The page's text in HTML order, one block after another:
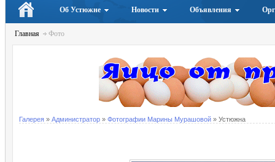
Об Устюжне Новости Объявления
Главная Фото
Галерея » Администратор » Фотографии Марины Мурашовой » Устюжна